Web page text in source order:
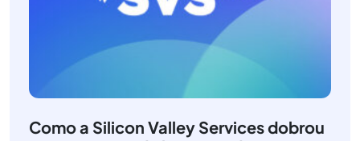
Como a Silicon Valley Services dobrou